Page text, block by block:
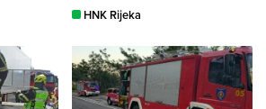
HNK Rijeka